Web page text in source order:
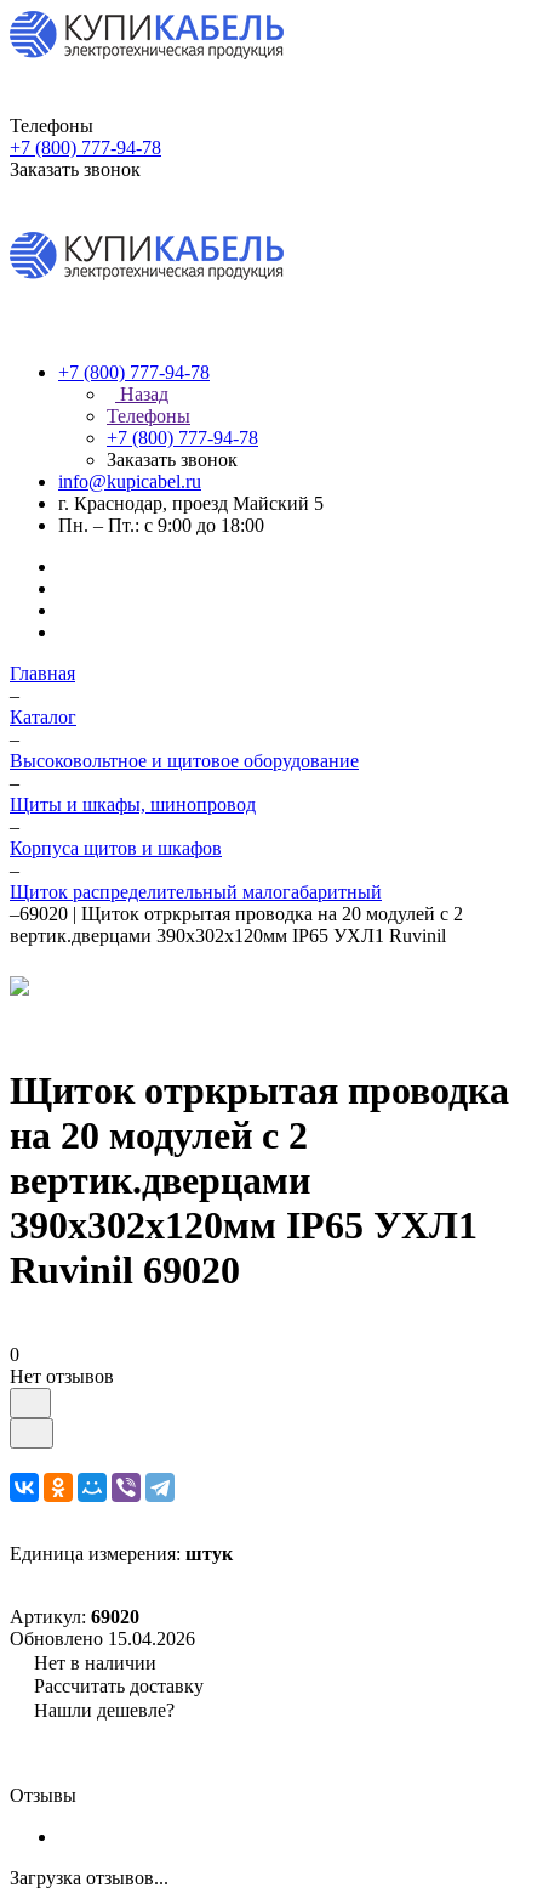
Телефоны
+7 (800) 777-94-78
Заказать звонок
+7 (800) 777-94-78
Назад
Телефоны
+7 (800) 777-94-78
Заказать звонок
info@kupicabel.ru
г. Краснодар, проезд Майский 5
Пн. – Пт.: с 9:00 до 18:00
Главная
–
Каталог
–
Высоковольтное и щитовое оборудование
–
Щиты и шкафы, шинопровод
–
Корпуса щитов и шкафов
–
Щиток распределительный малогабаритный
–69020 | Щиток отркрытая проводка на 20 модулей с 2
вертик.дверцами 390х302х120мм IP65 УХЛ1 Ruvinil
Щиток отркрытая проводка
на 20 модулей с 2
вертик.дверцами
390х302х120мм IP65 УХЛ1
Ruvinil 69020
0
Нет отзывов
Единица измерения: штук
Артикул: 69020
Обновлено 15.04.2026
Нет в наличии
Рассчитать доставку
Нашли дешевле?
Отзывы
Загрузка отзывов...